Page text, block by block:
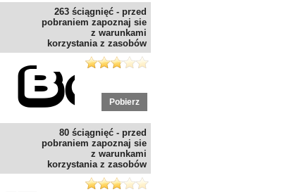
263 ściągnięć - przed
pobraniem zapoznaj sie
z warunkami
korzystania z zasobów
Pobierz
80 ściągnięć - przed
pobraniem zapoznaj sie
z warunkami
korzystania z zasobów